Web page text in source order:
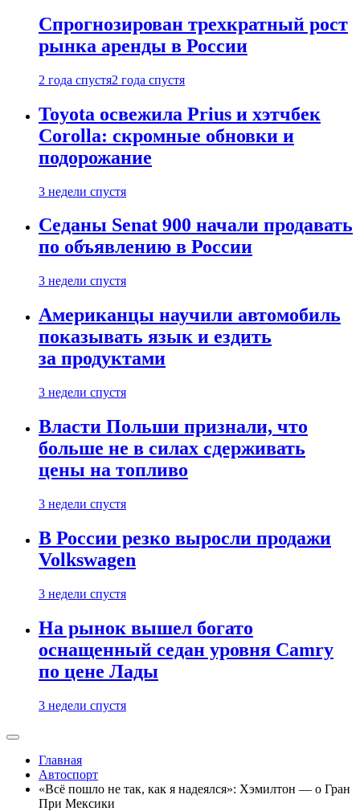
Спрогнозирован трехкратный рост
рынка аренды в России
2 года спустя2 года спустя
Toyota освежила Prius и хэтчбек
Corolla: скромные обновки и
подорожание
3 недели спустя
Седаны Senat 900 начали продавать
по объявлению в России
3 недели спустя
Американцы научили автомобиль
показывать язык и ездить
за продуктами
3 недели спустя
Власти Польши признали, что
больше не в силах сдерживать
цены на топливо
3 недели спустя
В России резко выросли продажи
Volkswagen
3 недели спустя
На рынок вышел богато
оснащенный седан уровня Camry
по цене Лады
3 недели спустя
Главная
Автоспорт
«Всё пошло не так, как я надеялся»: Хэмилтон — о Гран
При Мексики